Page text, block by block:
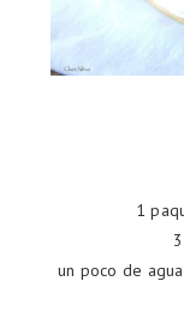
1
un poco de